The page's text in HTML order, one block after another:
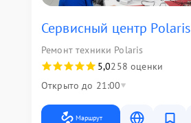
Сервисный центр Polaris
Ремонт техники Polaris
5,0258 оценки
Открыто до 21:00
Маршрут